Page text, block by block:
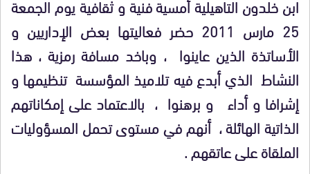
ابن خلدون التاهيلية أمسية فنية و ثقافية يوم الجمعة
25 مارس 2011 حضر فعاليتها بعض الإداريين و
الأساتذة الذين عاينوا ، وباخد مسافة رمزية ، هذا
النشاط الذي أبدع فيه تلاميذ المؤسسة تنظيمها و
إشرافا و أداء و برهنوا ، بالاعتماد على إمكاناتهم
الذاتية الهائلة ، أنهم في مستوى تحمل المسؤوليات
الملقاة على عاتقهم .